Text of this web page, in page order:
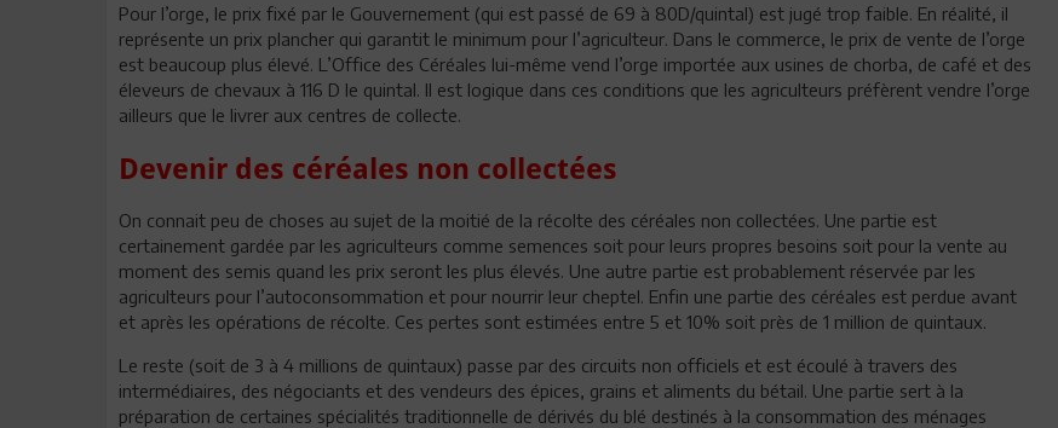
Pour l’orge, le prix fixé par le Gouvernement (qui est passé de 69 à 80D/quintal) est jugé trop faible. En réalité, il
représente un prix plancher qui garantit le minimum pour l’agriculteur. Dans le commerce, le prix de vente de l’orge
est beaucoup plus élevé. L’Office des Céréales lui-même vend l’orge importée aux usines de chorba, de café et des
éleveurs de chevaux à 116 D le quintal. Il est logique dans ces conditions que les agriculteurs préfèrent vendre l’orge
ailleurs que le livrer aux centres de collecte.
Devenir des céréales non collectées
On connait peu de choses au sujet de la moitié de la récolte des céréales non collectées. Une partie est
certainement gardée par les agriculteurs comme semences soit pour leurs propres besoins soit pour la vente au
moment des semis quand les prix seront les plus élevés. Une autre partie est probablement réservée par les
agriculteurs pour l’autoconsommation et pour nourrir leur cheptel. Enfin une partie des céréales est perdue avant
et après les opérations de récolte. Ces pertes sont estimées entre 5 et 10% soit près de 1 million de quintaux.
Le reste (soit de 3 à 4 millions de quintaux) passe par des circuits non officiels et est écoulé à travers des
intermédiaires, des négociants et des vendeurs des épices, grains et aliments du bétail. Une partie sert à la
préparation de certaines spécialités traditionnelle de dérivés du blé destinés à la consommation des ménages